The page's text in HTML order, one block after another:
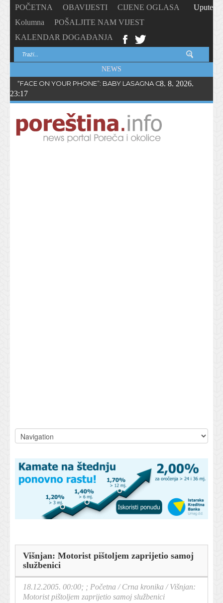
POČETNA OBAVIJESTI
CIJENE OGLASA
Kolumna
POŠALJITE NAM VIJEST
KALENDAR DOGAĐANJA
Upute
NEWS
“FACE ON YOUR PHONE”: BABY LASAGNA OBJAVIO NOVI
8. 8. 2026.
23:17
Višnjan: Motorist pištoljem zaprijetio samoj
službenici
18.12.2005. 00:00; ; Početna /Crna kronika /Višnjan:
Motorist pištoljem zaprijetio samoj službenici